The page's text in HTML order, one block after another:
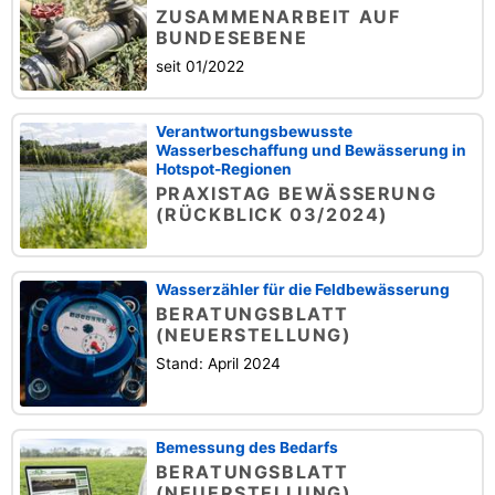
ZUSAMMENARBEIT AUF
BUNDESEBENE
seit 01/2022
Verantwortungsbewusste
Wasserbeschaffung und Bewässerung in
Hotspot-Regionen
PRAXISTAG BEWÄSSERUNG
(RÜCKBLICK 03/2024)
Wasserzähler für die Feldbewässerung
BERATUNGSBLATT
(NEUERSTELLUNG)
Stand: April 2024
Bemessung des Bedarfs
BERATUNGSBLATT